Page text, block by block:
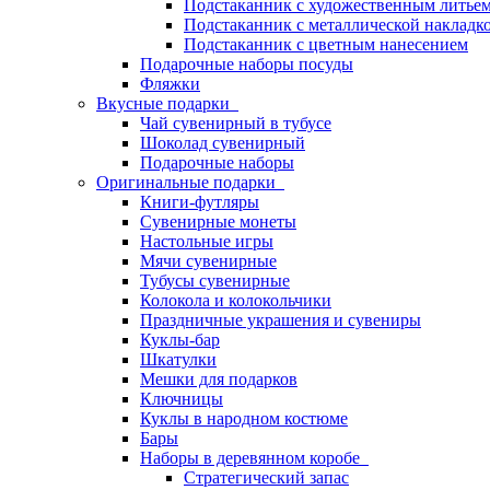
Подстаканник с художественным
Подстаканник с металлической
Подстаканник с цветным нанесением
Подарочные наборы посуды
Фляжки
Вкусные подарки
Чай сувенирный в тубусе
Шоколад сувенирный
Подарочные наборы
Оригинальные подарки
Книги-футляры
Сувенирные монеты
Настольные игры
Мячи сувенирные
Тубусы сувенирные
Колокола и колокольчики
Праздничные украшения и сувениры
Куклы-бар
Шкатулки
Мешки для подарков
Ключницы
Куклы в народном костюме
Бары
Наборы в деревянном коробе
Стратегический запас